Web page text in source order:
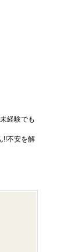
経験でも
!!不安を解